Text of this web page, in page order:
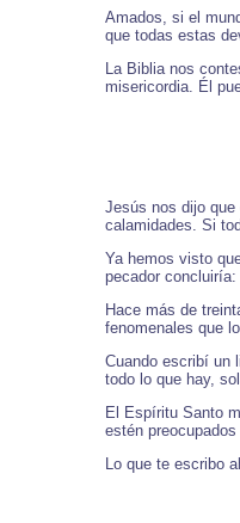
Amados, si el
que todas estas
La Biblia nos
misericordia. Él
Jesús nos dijo
calamidades. Si
Ya hemos visto
pecador
Hace más de
fenomenales que
Cuando escribí un
todo lo que hay,
El Espíritu Santo
estén
Lo que te escribo